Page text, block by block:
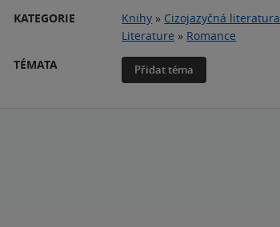
KATEGORIE Knihy » Cizojazyčná literatura
Literature » Romance
TÉMATA
Přidat téma